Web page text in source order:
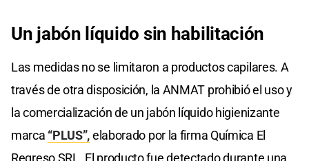
Un jabón líquido sin habilitación
Las medidas no se limitaron a productos capilares. A
través de otra disposición, la ANMAT prohibió el uso y
la comercialización de un jabón líquido higienizante
marca “PLUS”,elaborado por la firma Química El
Regreso SRL. El producto fue detectado durante una